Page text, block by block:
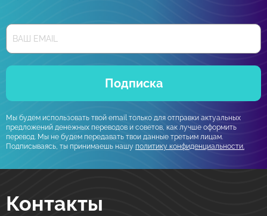
Подписка
Мы будем использовать твой email только для отправки актуальных
предложений денежных переводов и советов, как лучше оформить
перевод. Мы не будем передавать твои данные третьим лицам.
Подписываясь, ты принимаешь нашу политику конфиденциальности.
Контакты